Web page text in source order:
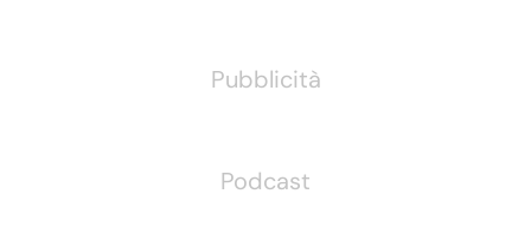
Pubblicità
Podcast